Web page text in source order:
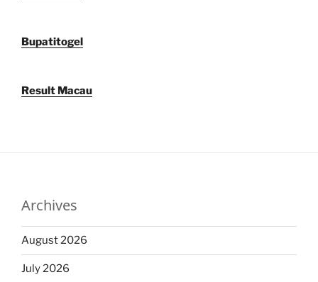
Bupatitogel
Result Macau
Archives
August 2026
July 2026